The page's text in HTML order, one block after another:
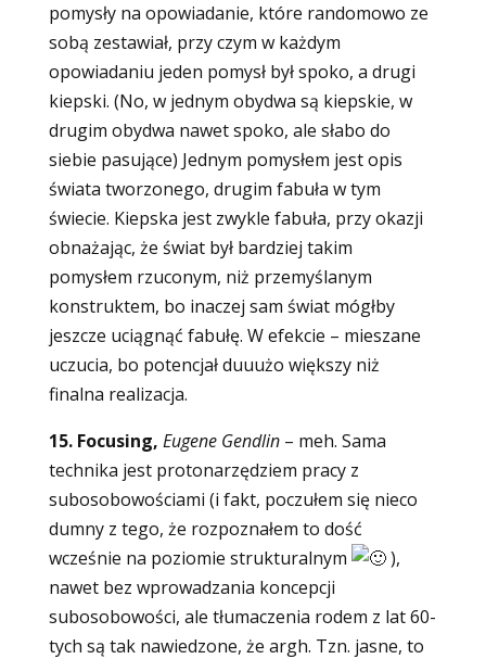
pomysły na opowiadanie, które randomowo ze
sobą zestawiał, przy czym w każdym
opowiadaniu jeden pomysł był spoko, a drugi
kiepski. (No, w jednym obydwa są kiepskie, w
drugim obydwa nawet spoko, ale słabo do
siebie pasujące) Jednym pomysłem jest opis
świata tworzonego, drugim fabuła w tym
świecie. Kiepska jest zwykle fabuła, przy okazji
obnażając, że świat był bardziej takim
pomysłem rzuconym, niż przemyślanym
konstruktem, bo inaczej sam świat mógłby
jeszcze uciągnąć fabułę. W efekcie – mieszane
uczucia, bo potencjał duuużo większy niż
finalna realizacja.
15. Focusing, Eugene Gendlin– meh. Sama
technika jest protonarzędziem pracy z
subosobowościami (i fakt, poczułem się nieco
dumny z tego, że rozpoznałem to dość
wcześnie na poziomie strukturalnym
),
nawet bez wprowadzania koncepcji
subosobowości, ale tłumaczenia rodem z lat 60-
tych są tak nawiedzone, że argh. Tzn. jasne, to